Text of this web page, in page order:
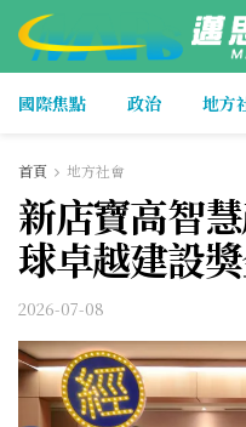
國際焦點 政治 地方
首頁 地方社會
新店寶高智
球卓越建設
2026-07-08